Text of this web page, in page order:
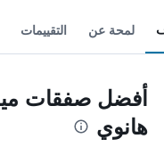
لمحة عن التقييمات
أفضل صفقات
هانوي